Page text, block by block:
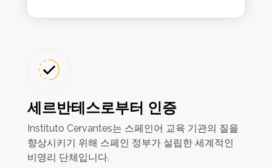
세르반테스로부터 인증
Instituto Cervantes는 스페인어 교육 기관의 질을
향상시키기 위해 스페인 정부가 설립한 세계적인
비영리 단체입니다.